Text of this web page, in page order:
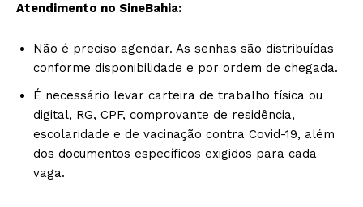
Atendimento no SineBahia:
Não é preciso agendar. As senhas são distribuídas
conforme disponibilidade e por ordem de chegada.
É necessário levar carteira de trabalho física ou
digital, RG, CPF, comprovante de residência,
escolaridade e de vacinação contra Covid-19, além
dos documentos específicos exigidos para cada
vaga.